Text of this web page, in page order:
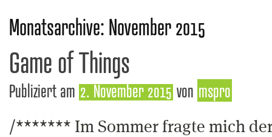
Monatsarchive:November 2015
Game of Things
Publiziert am 2. November 2015 von mspro
/******* Im Sommer fragte mich